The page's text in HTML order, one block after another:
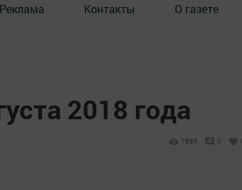
Реклама Контакты О газете
2018 года
1665 0